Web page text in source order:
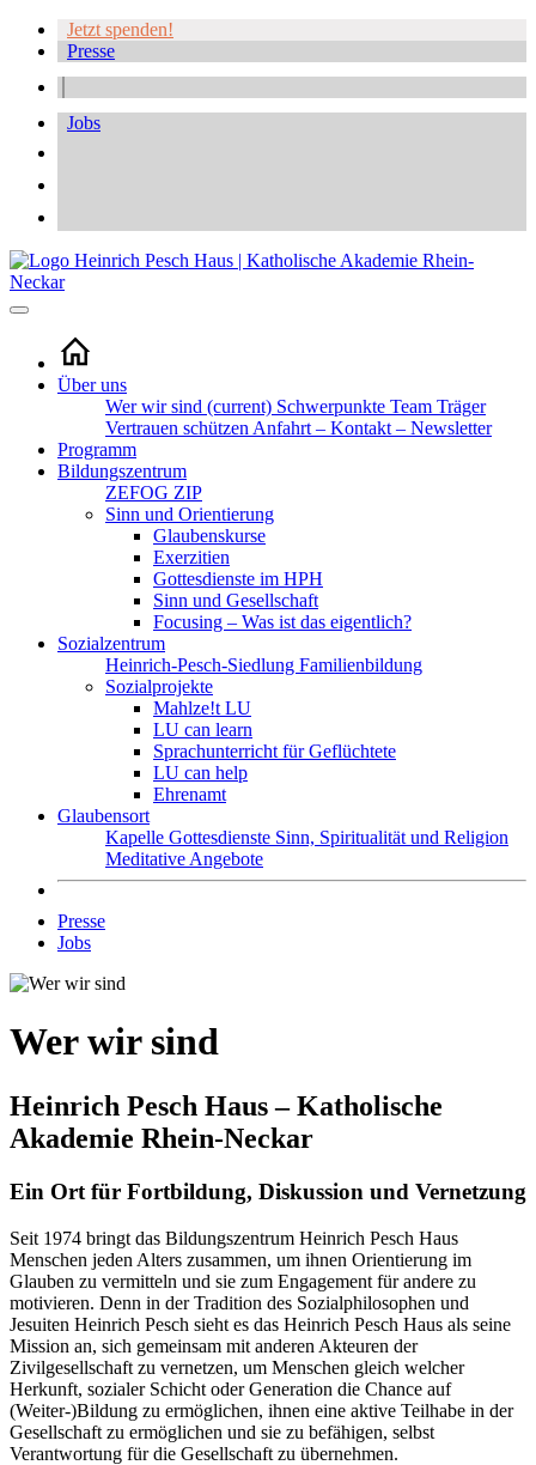
Jetzt spenden!
Presse
Jobs
Über uns
Wer wir sind (current) Schwerpunkte Team Träger
Vertrauen schützen Anfahrt – Kontakt – Newsletter
Programm
Bildungszentrum
ZEFOG ZIP
Sinn und Orientierung
Glaubenskurse
Exerzitien
Gottesdienste im HPH
Sinn und Gesellschaft
Focusing – Was ist das eigentlich?
Sozialzentrum
Heinrich-Pesch-Siedlung Familienbildung
Sozialprojekte
Mahlze!t LU
LU can learn
Sprachunterricht für Geflüchtete
LU can help
Ehrenamt
Glaubensort
Kapelle Gottesdienste Sinn, Spiritualität und Religion
Meditative Angebote
Presse
Jobs
Wer wir sind
Heinrich Pesch Haus – Katholische
Akademie Rhein-Neckar
Ein Ort für Fortbildung, Diskussion und Vernetzung
Seit 1974 bringt das Bildungszentrum Heinrich Pesch Haus
Menschen jeden Alters zusammen, um ihnen Orientierung im
Glauben zu vermitteln und sie zum Engagement für andere zu
motivieren. Denn in der Tradition des Sozialphilosophen und
Jesuiten Heinrich Pesch sieht es das Heinrich Pesch Haus als seine
Mission an, sich gemeinsam mit anderen Akteuren der
Zivilgesellschaft zu vernetzen, um Menschen gleich welcher
Herkunft, sozialer Schicht oder Generation die Chance auf
(Weiter-)Bildung zu ermöglichen, ihnen eine aktive Teilhabe in der
Gesellschaft zu ermöglichen und sie zu befähigen, selbst
Verantwortung für die Gesellschaft zu übernehmen.